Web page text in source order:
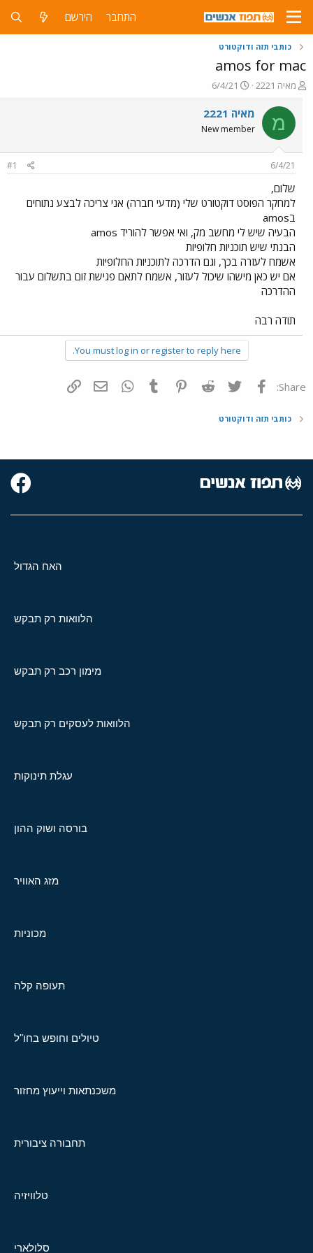
התחבר הירשם
כותבי תזה ודוקטורט
amos for mac
פ
ו
ת
ח
ה
ש
א
מאיה 2221
פ
ו
ר
ם
י
ך
6/4/21
מ מאיה 2221
New member
6/4/21
#1
שלום,
למחקר הפוסט דוקטורט שלי (מדעי חברה) אני צריכה לבצע נתוחים
בamos
הבעיה שיש לי מחשב מק, ואי אפשר להוריד amos
הבנתי שיש תוכניות חלופיות
אשמח לעזרה בכך, וגם הדרכה לתוכניות החלופיות
אם יש כאן מישהו שיכול לעזור, אשמח לתאם פגישת זום בתשלום עבור
ההדרכה
תודה רבה
You must log in or register to reply here.
Share: פייסבוק Twitter
Reddit
Pinterest
Tumblr
WhatsAppדואר אלקטרוני
כותבי תזה ודוקטורט
האח הגדול
הלוואות רק תבקש
מימון רכב רק תבקש
הלוואות לעסקים רק תבקש
עגלת תינוקות
בורסה ושוק ההון
מזג האוויר
מכוניות
תעופה קלה
טיולים וחופש בחו"ל
משכנתאות וייעוץ מחזור
תחבורה ציבורית
טלוויזיה
סלולארי